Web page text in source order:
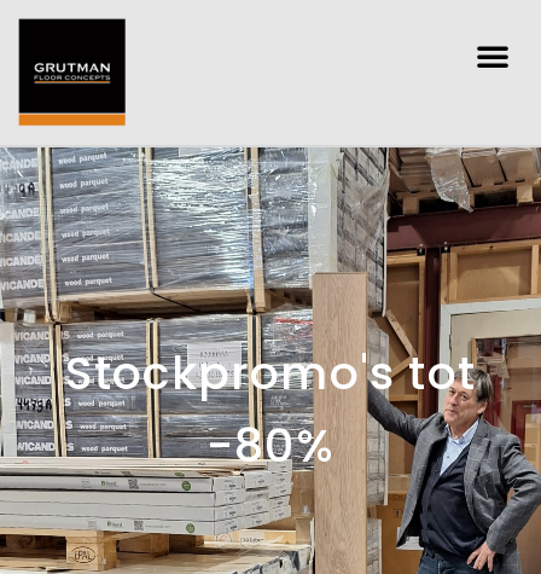
Stockpromo's tot
-80%